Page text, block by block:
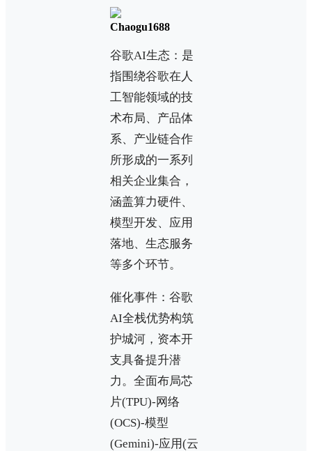
Chaogu1688
谷歌AI生态：是
指围绕谷歌在人
工智能领域的技
术布局、产品体
系、产业链合作
所形成的一系列
相关企业集合，
涵盖算力硬件、
模型开发、应用
落地、生态服务
等多个环节。
催化事件：谷歌
AI全栈优势构筑
护城河，资本开
支具备提升潜
力。全面布局芯
片(TPU)-网络
(OCS)-模型
(Gemini)-应用(云